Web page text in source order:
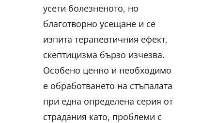
усети болезненото, но
благотворно усещане и се
изпита терапевтичния ефект,
скептицизма бързо изчезва.
Особено ценно и необходимо
е обработването на стъпалата
при една определена серия от
страдания като, проблеми с